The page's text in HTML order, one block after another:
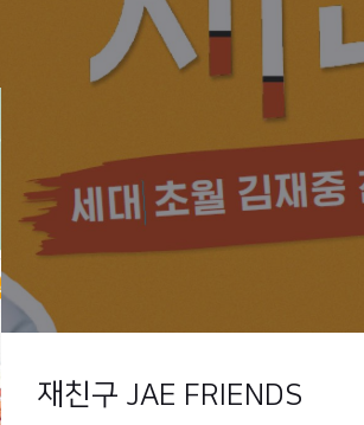
재친구 JAE FRIENDS